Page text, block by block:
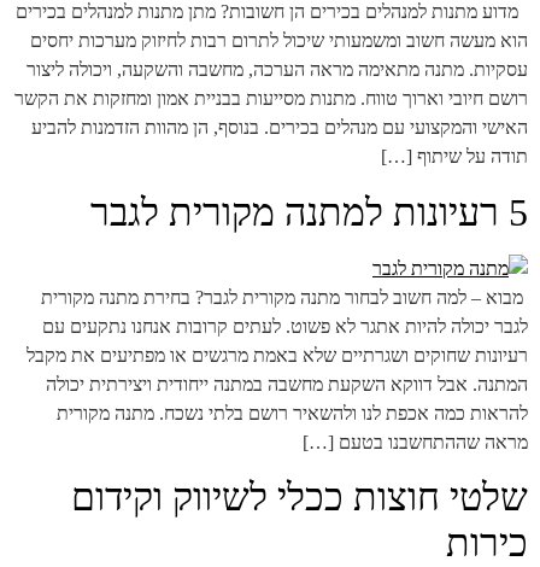
​ ​ מדוע מתנות למנהלים בכירים הן חשובות? מתן מתנות למנהלים בכירים
הוא מעשה חשוב ומשמעותי שיכול לתרום רבות לחיזוק מערכות יחסים
עסקיות. מתנה מתאימה מראה הערכה, מחשבה והשקעה, ויכולה ליצור
רושם חיובי וארוך טווח. מתנות מסייעות בבניית אמון ומחזקות את הקשר
האישי והמקצועי עם מנהלים בכירים. בנוסף, הן מהוות הזדמנות להביע
תודה על שיתוף […]
5 רעיונות למתנה מקורית לגבר
​ ​מבוא – למה חשוב לבחור מתנה מקורית לגבר? בחירת מתנה מקורית
לגבר יכולה להיות אתגר לא פשוט. לעתים קרובות אנחנו נתקעים עם
רעיונות שחוקים ושגרתיים שלא באמת מרגשים או מפתיעים את מקבל
המתנה. אבל דווקא השקעת מחשבה במתנה ייחודית ויצירתית יכולה
להראות כמה אכפת לנו ולהשאיר רושם בלתי נשכח. מתנה מקורית
מראה שההתחשבנו בטעם […]
שלטי חוצות ככלי לשיווק וקידום
כירות